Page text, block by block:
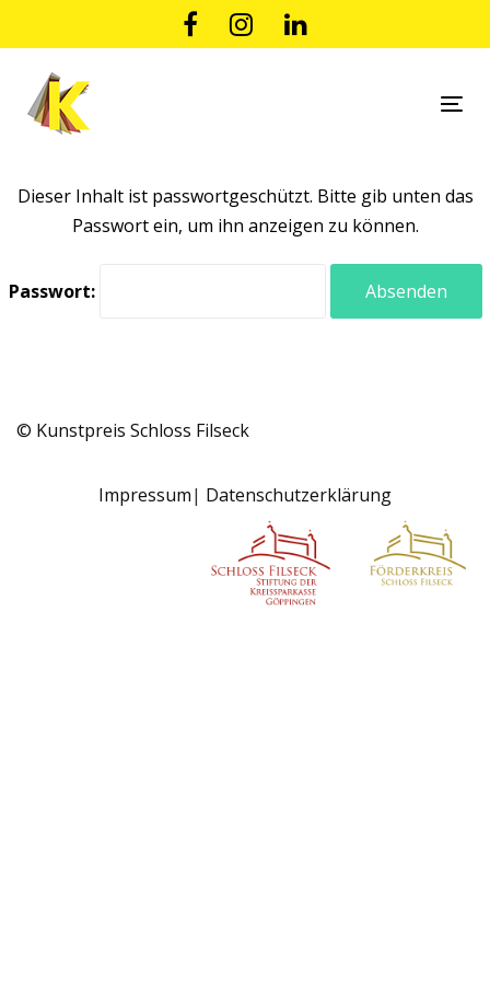
überspringen
primären
Navigation
springen
springen
Dieser Inhalt ist passwortgeschützt. Bitte gib unten das
Passwort ein, um ihn anzeigen zu können.
Passwort:
© Kunstpreis Schloss Filseck
Impressum Datenschutzerklärung